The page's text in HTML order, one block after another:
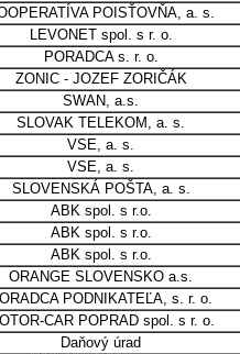
POISŤOVŇA, a. s.
LEVONET spol. s r. o.
PORADCA s. r. o.
ZONIC - JOZEF ZORIČÁK
SWAN, a.s.
SLOVAK TELEKOM, a. s.
VSE, a. s.
VSE, a. s.
SLOVENSKÁ POŠTA, a. s.
ABK spol. s r.o.
ABK spol. s r.o.
ABK spol. s r.o.
ORANGE SLOVENSKO a.s.
PODNIKATEĽA, s. r. o.
CAR POPRAD spol. s r. o.
Daňový úrad